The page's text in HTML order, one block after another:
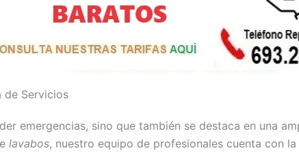
de Servicios
emergencias, sino que también se destaca en una
lavabos, nuestro equipo de profesionales cuenta con